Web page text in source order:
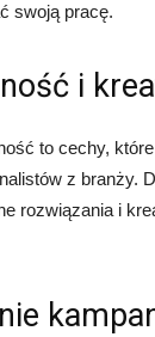
swoją pracę.
i
to cechy,
z branży.
rozwiązania i